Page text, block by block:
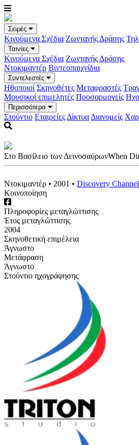
Σειρές
Κινούμενα Σχέδια Ζωντανής Δράσης
Ταινίες
Κινούμενα Σχέδια Ζωντανής Δράσης
Ντοκιμαντέρ Βιντεοπαιχνίδια
Συντελεστές
Ηθοποιοί Σκηνοθέτες Μεταφραστές
Μουσικοί επιμελητές Προσαρμογείς
Περισσότερα
Στούντιο Εταιρείες Δίκτυα Διανομείς
Στο Βασίλειο των ΔεινοσαύρωνWhen
Ντοκιμαντέρ • 2001 • Discovery Channel
Κοινοποίηση
Πληροφορίες μεταγλώττισης
Έτος μεταγλώττισης
2004
Σκηνοθετική επιμέλεια
Άγνωστο
Μετάφραση
Άγνωστο
Στούντιο ηχογράφησης